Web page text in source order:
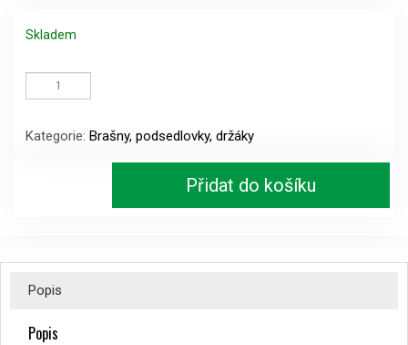
Skladem
rám
TB
Kategorie: Brašny, podsedlovky, držáky
Přidat do košíku
Popis
Popis